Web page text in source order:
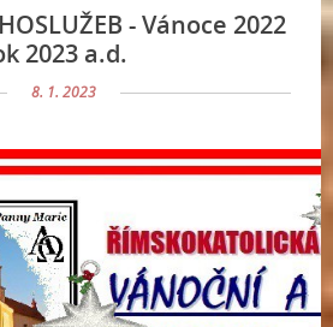
- Vánoce 2022
2023 a.d.
8. 1. 2023